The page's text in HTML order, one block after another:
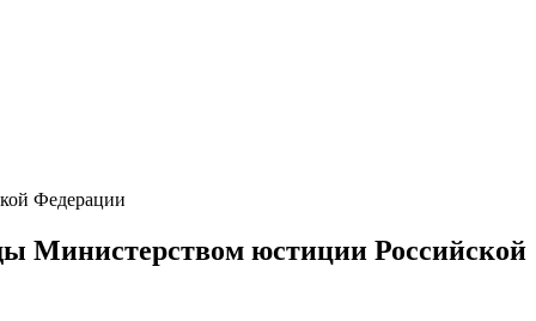
Федерации
Министерством юстиции Российской